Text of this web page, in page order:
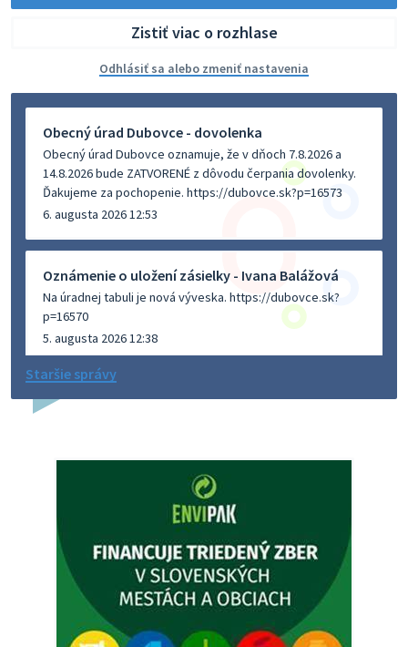
Zistiť viac o rozhlase
Odhlásiť sa alebo zmeniť nastavenia
Obecný úrad Dubovce - dovolenka
Obecný úrad Dubovce oznamuje, že v dňoch 7.8.2026 a
14.8.2026 bude ZATVORENÉ z dôvodu čerpania dovolenky.
Ďakujeme za pochopenie. https://dubovce.sk?p=16573
6. augusta 2026 12:53
Oznámenie o uložení zásielky - Ivana Balážová
Na úradnej tabuli je nová výveska. https://dubovce.sk?
p=16570
5. augusta 2026 12:38
Dovolenka - MUDr. Marián Sivoň
budeZATVORENÁ z dôvodu čerpania dovolenky. Akútne
prípady bude riešiť MUDr.Fisch…
Zajtrajší zvoz odpadu
Vážený občan, zajtra 5. 8. sa bude zvážať komunálny odpad.
4. augusta 2026 15:30
Staršie správy